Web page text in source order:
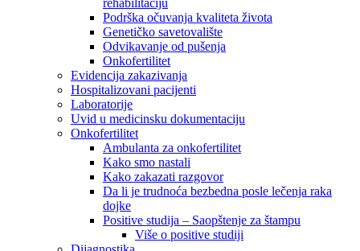
Podrška očuvanja kvaliteta života
Genetičko savetovalište
Odvikavanje od pušenja
Onkofertilitet
Evidencija zakazivanja
Hospitalizovani pacijenti
Laboratorije
Uvid u medicinsku dokumentaciju
Onkofertilitet
Ambulanta za onkofertilitet
Kako smo nastali
Kako zakazati razgovor
Da li je trudnoća bezbedna posle lečenja raka
dojke
Positive studija – Saopštenje za štampu
Više o positive studiji